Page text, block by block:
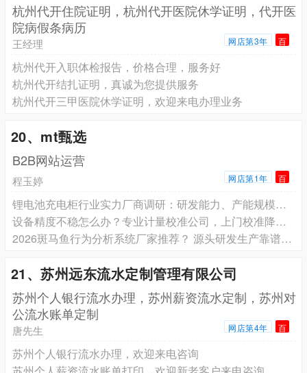
杭州代开住院证明，杭州代开医院休学证明，代开医
院病假条病历
王经理 网店第3年 百
杭州代开入职体检报告，价格合理，服务好
杭州代开结扎证明，真诚为您提供服务
杭州代开三甲医院休学证明，欢迎来电办理业务
20、mt甄选
B2B网站运营
程玉婷 网店第1年 百
锂电池充电柜行业实力厂商调研：研发能力、产能规模与服务体系对比
设备精度不稳怎么办？专业计量校准公司，上门校准降低产品次品率
2026斑马鱼行为分析系统厂家推荐？ 源头研发生产靠谱供应商 2026 品牌排行众实迪创
21、苏州远东流水定制管理有限公司
苏州个人银行流水办理，苏州薪资流水定制，苏州对
公流水账单定制
唐先生 网店第4年 百
苏州个人银行流水办理，欢迎来电咨询